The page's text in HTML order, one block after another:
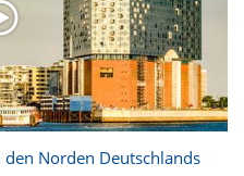
Norden Deutschlands